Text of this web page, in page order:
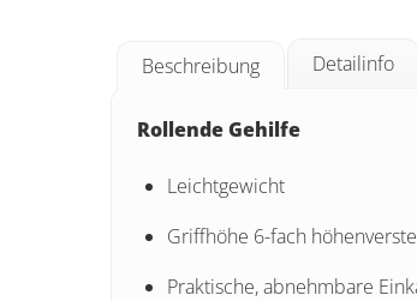
Beschreibung Detailinfo
Rollende Gehilfe
Leichtgewicht
Griffhöhe 6-fach
Praktische, abnehmbare